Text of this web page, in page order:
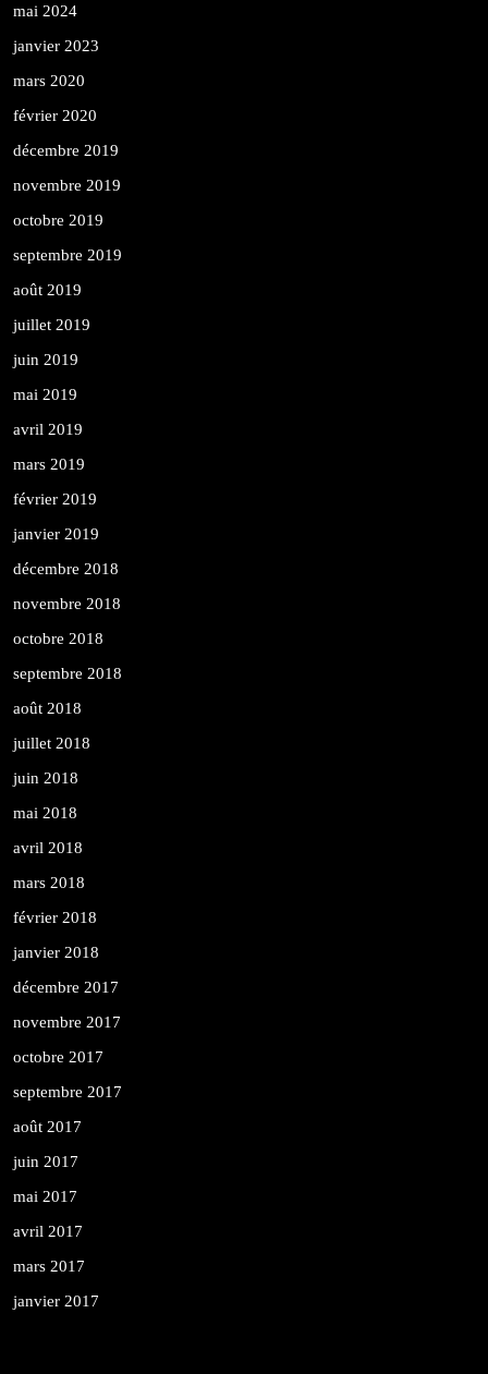
mai 2024
janvier 2023
mars 2020
février 2020
décembre 2019
novembre 2019
octobre 2019
septembre 2019
août 2019
juillet 2019
juin 2019
mai 2019
avril 2019
mars 2019
février 2019
janvier 2019
décembre 2018
novembre 2018
octobre 2018
septembre 2018
août 2018
juillet 2018
juin 2018
mai 2018
avril 2018
mars 2018
février 2018
janvier 2018
décembre 2017
novembre 2017
octobre 2017
septembre 2017
août 2017
juin 2017
mai 2017
avril 2017
mars 2017
janvier 2017